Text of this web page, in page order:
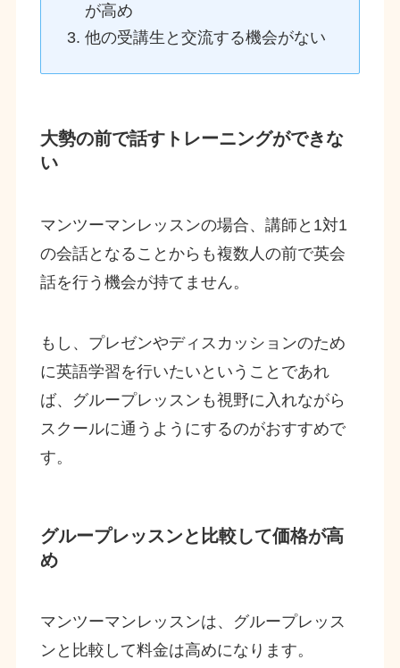
が高め
他の受講生と交流する機会がない
大勢の前で話すトレーニングができな
い
マンツーマンレッスンの場合、講師と1対1
の会話となることからも複数人の前で英会
話を行う機会が持てません。
もし、プレゼンやディスカッションのため
に英語学習を行いたいということであれ
ば、グループレッスンも視野に入れながら
スクールに通うようにするのがおすすめで
す。
グループレッスンと比較して価格が高
め
マンツーマンレッスンは、グループレッス
ンと比較して料金は高めになります。